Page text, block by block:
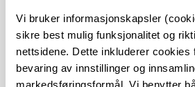
Vi bruker informasjonskapsler
sikre best mulig funksjonalitet og
nettsidene. Dette inkluderer cookies
bevaring av innstillinger og
markedsføringsformål. Vi benytter
og Result ved UB. Jeg
saksbehandler også
ansettelser og forlengelser
typer stillinger), samt direkte